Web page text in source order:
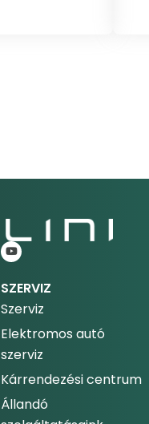
SZERVIZ
Szerviz
Elektromos autó
szerviz
Kárrendezési centrum
Állandó